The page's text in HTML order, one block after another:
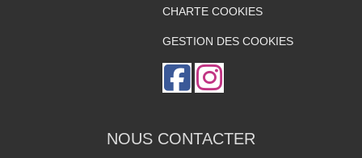
CHARTE COOKIES
GESTION DES COOKIES
NOUS CONTACTER